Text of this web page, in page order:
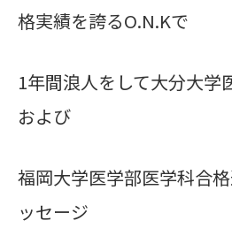
格実績を誇るO.N.Kで
1年間浪人をして大分大学
および
福岡大学医学部医学科合
ッセージ